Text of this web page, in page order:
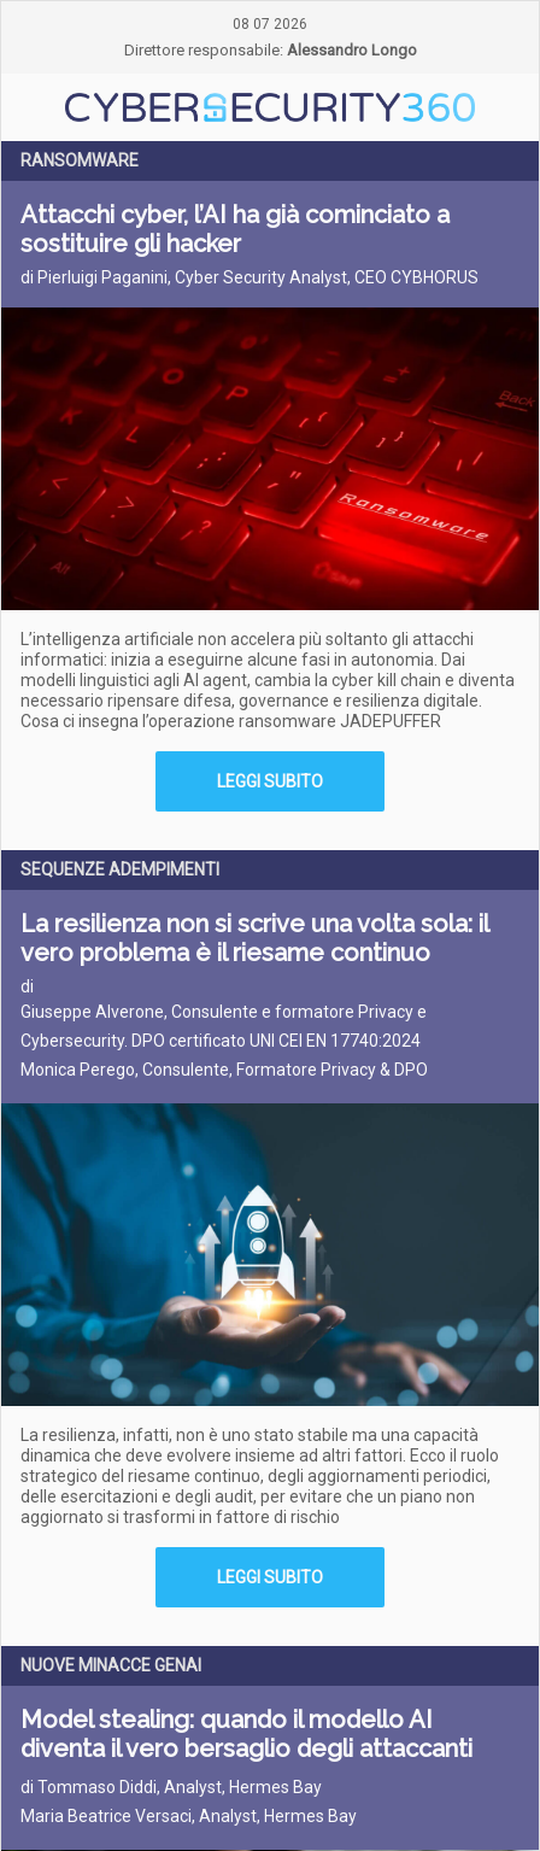
08 07 2026
Direttore responsabile: Alessandro Longo
RANSOMWARE
Attacchi cyber, l’AI ha già cominciato a
sostituire gli hacker
di Pierluigi Paganini, Cyber Security Analyst, CEO CYBHORUS
L’intelligenza artificiale non accelera più soltanto gli attacchi
informatici: inizia a eseguirne alcune fasi in autonomia. Dai
modelli linguistici agli AI agent, cambia la cyber kill chain e diventa
necessario ripensare difesa, governance e resilienza digitale.
Cosa ci insegna l’operazione ransomware JADEPUFFER
LEGGI SUBITO
SEQUENZE ADEMPIMENTI
La resilienza non si scrive una volta sola: il
vero problema è il riesame continuo
di
Giuseppe Alverone, Consulente e formatore Privacy e
Cybersecurity. DPO certificato UNI CEI EN 17740:2024
Monica Perego, Consulente, Formatore Privacy & DPO
La resilienza, infatti, non è uno stato stabile ma una capacità
dinamica che deve evolvere insieme ad altri fattori. Ecco il ruolo
strategico del riesame continuo, degli aggiornamenti periodici,
delle esercitazioni e degli audit, per evitare che un piano non
aggiornato si trasformi in fattore di rischio
LEGGI SUBITO
NUOVE MINACCE GENAI
Model stealing: quando il modello AI
diventa il vero bersaglio degli attaccanti
di Tommaso Diddi, Analyst, Hermes Bay
Maria Beatrice Versaci, Analyst, Hermes Bay